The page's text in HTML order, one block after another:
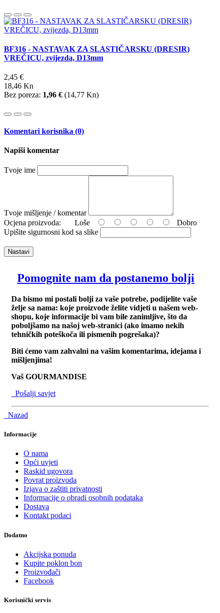
BF316 - NASTAVAK ZA SLASTIČARSKU (DRESIR)
VREČICU, zvijezda, D13mm
2,45 €
18,46 Kn
Bez poreza: 1,96 € (14,77 Kn)
Komentari korisnika (0)
Napiši komentar
Tvoje ime
Tvoje mišljenje / komentar
Ocjena proizvoda:
Loše
Dobro
Upišite sigurnosni kod sa slike
Nastavi
Pomognite nam da postanemo bolji
Da bismo mi postali bolji za vaše potrebe, podijelite vaše
želje sa nama: koje proizvode želite vidjeti u našem web-
shopu, koje informacije bi vam bile zanimljive, što da
poboljšamo na našoj web-stranici (ako imamo nekih
tehničkih poteškoča ili pismenih pogrešaka)?
Biti ćemo vam zahvalni na vašim komentarima, idejama i
mišljenjima!
Vaš GOURMANDISE
Pošalji savjet
Nazad
Informacije
O nama
Opći uvjeti
Raskid ugovora
Povrat proizvoda
Izjava o zaštiti privatnosti
Informacije o obradi osobnih podataka
Dostava
Kontakt podaci
Dodatno
Akcijska ponuda
Kupite poklon bon
Proizvođači
Facebook
Korisnički servis